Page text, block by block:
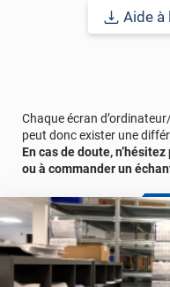
Aide à
Chaque écran
peut donc exister une
En cas de doute,
ou à commander un